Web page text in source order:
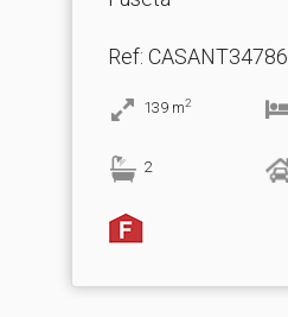
Ref: CASANT34786
139 m2
2